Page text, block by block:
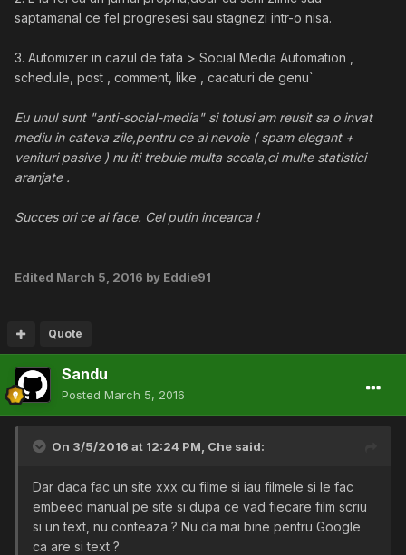
saptamanal ce fel progresesi sau stagnezi intr-o nisa.
3. Automizer in cazul de fata > Social Media Automation ,
schedule, post , comment, like , cacaturi de genu`
Eu unul sunt "anti-social-media" si totusi am reusit sa o invat
mediu in cateva zile,pentru ce ai nevoie ( spam elegant +
venituri pasive ) nu iti trebuie multa scoala,ci multe statistici
aranjate .
Succes ori ce ai face. Cel putin incearca !
Edited March 5, 2016 by Eddie91
Quote
Sandu
Posted March 5, 2016
On 3/5/2016 at 12:24 PM, Che said:
Dar daca fac un site xxx cu filme si iau filmele si le fac
embeed manual pe site si dupa ce vad fiecare film scriu
si un text, nu conteaza ? Nu da mai bine pentru Google
ca are si text ?